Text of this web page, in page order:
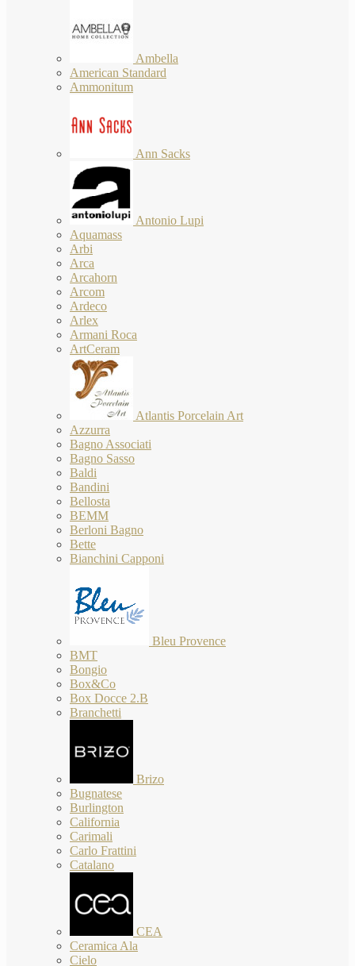
Ambella
American Standard
Ammonitum
Ann Sacks
Antonio Lupi
Aquamass
Arbi
Arca
Arcahorn
Arcom
Ardeco
Arlex
Armani Roca
ArtCeram
Atlantis Porcelain Art
Azzurra
Bagno Associati
Bagno Sasso
Baldi
Bandini
Bellosta
BEMM
Berloni Bagno
Bette
Bianchini Capponi
Bleu Provence
BMT
Bongio
Box&Co
Box Docce 2.B
Branchetti
Brizo
Bugnatese
Burlington
California
Carimali
Carlo Frattini
Catalano
CEA
Ceramica Ala
Cielo